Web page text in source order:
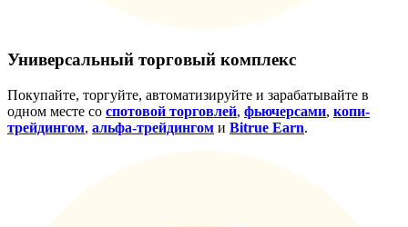
награда
Универсальный торговый комплекс
Покупайте, торгуйте, автоматизируйте и зарабатывайте в
одном месте со спотовой торговлей, фьючерсами, копи-
трейдингом, альфа-трейдингом и Bitrue Earn.